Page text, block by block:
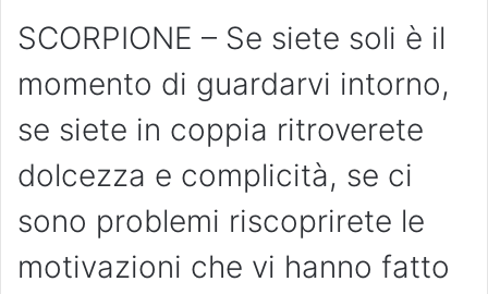
SCORPIONE – Se siete soli è il
momento di guardarvi intorno,
se siete in coppia ritroverete
dolcezza e complicità, se ci
sono problemi riscoprirete le
motivazioni che vi hanno fatto